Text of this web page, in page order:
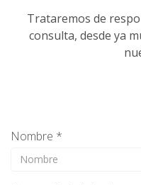
Trataremos de
consulta, desde ya
Nombre *